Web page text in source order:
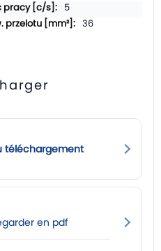
5
36
téléchargement
en pdf